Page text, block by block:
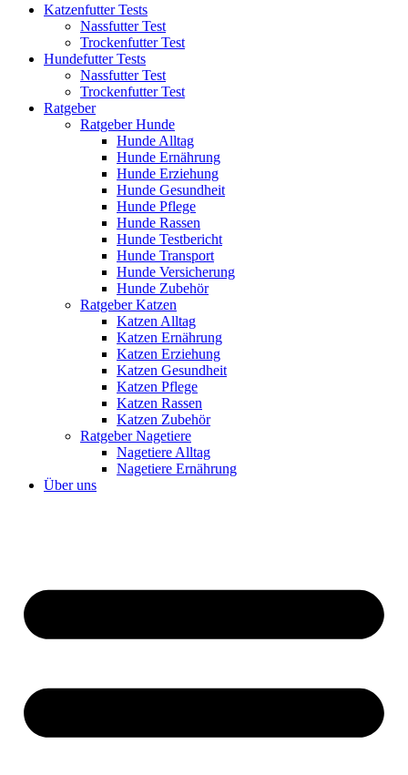
Katzenfutter Tests
Nassfutter Test
Trockenfutter Test
Hundefutter Tests
Nassfutter Test
Trockenfutter Test
Ratgeber
Ratgeber Hunde
Hunde Alltag
Hunde Ernährung
Hunde Erziehung
Hunde Gesundheit
Hunde Pflege
Hunde Rassen
Hunde Testbericht
Hunde Transport
Hunde Versicherung
Hunde Zubehör
Ratgeber Katzen
Katzen Alltag
Katzen Ernährung
Katzen Erziehung
Katzen Gesundheit
Katzen Pflege
Katzen Rassen
Katzen Zubehör
Ratgeber Nagetiere
Nagetiere Alltag
Nagetiere Ernährung
Über uns